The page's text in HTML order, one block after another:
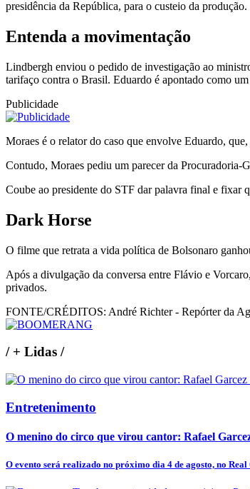
presidência da República, para o custeio da produção.
Entenda a movimentação
Lindbergh enviou o pedido de investigação ao
tarifaço contra o Brasil. Eduardo é apontado como
Publicidade
Moraes é o relator do caso que envolve Eduardo,
Contudo, Moraes pediu um parecer da Procuradoria-
Coube ao presidente do STF dar palavra final e fixar
Dark Horse
O filme que retrata a vida política de Bolsonaro
Após a divulgação da conversa entre Flávio e
privados.
FONTE/CRÉDITOS: André Richter - Repórter da
/+ Lidas /
Entretenimento
O menino do circo que virou cantor: Rafael
O evento será realizado no próximo dia 4 de agosto, no Real